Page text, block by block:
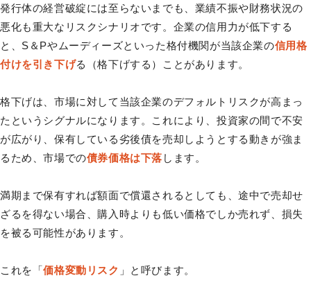
発行体の経営破綻には至らないまでも、業績不振や財務状況の
悪化も重大なリスクシナリオです。企業の信用力が低下する
と、S＆Pやムーディーズといった格付機関が当該企業の信用格
付けを引き下げる（格下げする）ことがあります。
格下げは、市場に対して当該企業のデフォルトリスクが高まっ
たというシグナルになります。これにより、投資家の間で不安
が広がり、保有している劣後債を売却しようとする動きが強ま
るため、市場での債券価格は下落 します。
満期まで保有すれば額面で償還されるとしても、途中で売却せ
ざるを得ない場合、購入時よりも低い価格でしか売れず、損失
を被る可能性があります。
これを「価格変動リスク 」と呼びます。